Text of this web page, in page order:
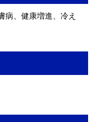
病、健康増進、冷え